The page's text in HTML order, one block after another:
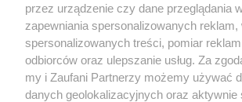
O FIRMIE POLITYKA PRYWATNOŚCI
REKLAMA WSPÓŁPRACA RSS
Nasze serwisy
przez urządzenie czy dane przeglądania
zapewniania spersonalizowanych reklam,
spersonalizowanych treści, pomiar
odbiorców oraz ulepszanie usług. Za
my i Zaufani Partnerzy możemy używać
danych geolokalizacyjnych oraz aktywnie